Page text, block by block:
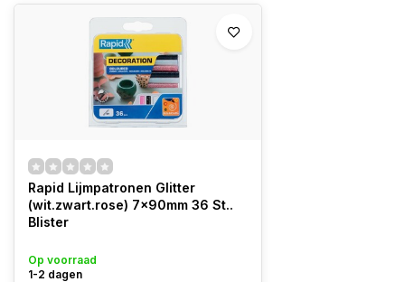
Rapid Lijmpatronen Glitter
(wit.zwart.rose) 7x90mm 36 St..
Blister
Op voorraad
1-2 dagen